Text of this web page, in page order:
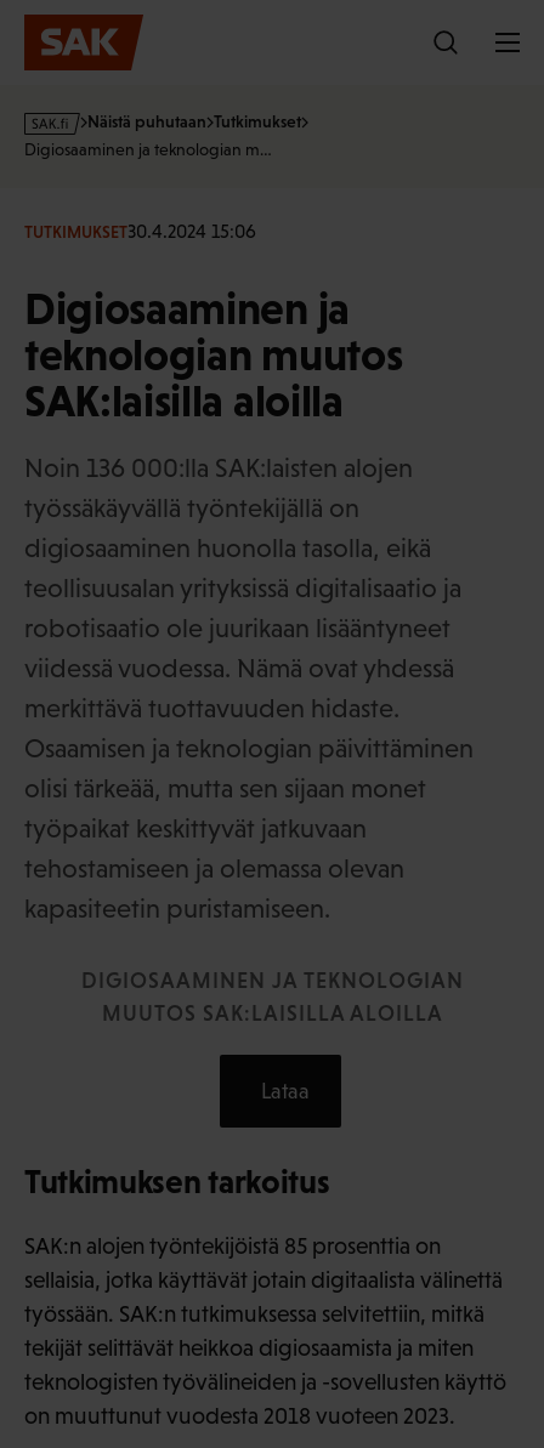
Hyppää
sisältöön
s
a
f
Näistä puhutaan Tutkimukset
Digiosaaminen ja teknologian m…
TUTKIMUKSET30.4.2024 15:06
Digiosaaminen ja
teknologian muutos
SAK:laisilla aloilla
Noin 136 000:lla SAK:laisten alojen
työssäkäyvällä työntekijällä on
digiosaaminen huonolla tasolla, eikä
teollisuusalan yrityksissä digitalisaatio ja
robotisaatio ole juurikaan lisääntyneet
viidessä vuodessa. Nämä ovat yhdessä
merkittävä tuottavuuden hidaste.
Osaamisen ja teknologian päivittäminen
olisi tärkeää, mutta sen sijaan monet
työpaikat keskittyvät jatkuvaan
tehostamiseen ja olemassa olevan
kapasiteetin puristamiseen.
DIGIOSAAMINEN JA TEKNOLOGIAN
MUUTOS SAK:LAISILLA ALOILLA
Lataa
Tutkimuksen tarkoitus
SAK:n alojen työntekijöistä 85 prosenttia on
sellaisia, jotka käyttävät jotain digitaalista välinettä
työssään. SAK:n tutkimuksessa selvitettiin, mitkä
tekijät selittävät heikkoa digiosaamista ja miten
teknologisten työvälineiden ja -sovellusten käyttö
on muuttunut vuodesta 2018 vuoteen 2023.